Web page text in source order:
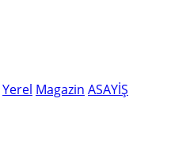
Yerel Magazin ASAYİŞ